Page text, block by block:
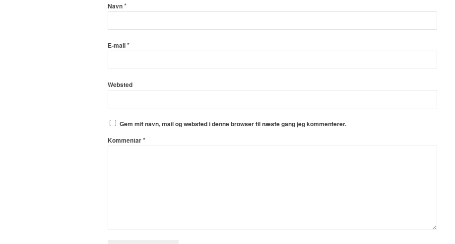
Navn*
E-mail*
Websted
Gem mit navn, mail og websted i denne browser til næste gang jeg kommenterer.
Kommentar*